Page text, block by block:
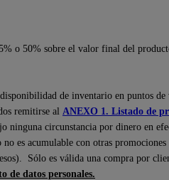
o 50% sobre el valor final del
de inventario en puntos
remitirse al ANEXO 1. Listado de
ninguna circunstancia por dinero en
no es acumulable con otras
Sólo es válida una compra por
de datos personales.